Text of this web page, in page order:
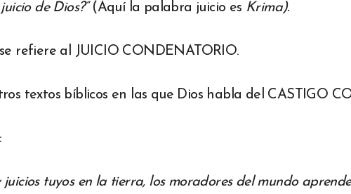
de Dios?” (Aquí la palabra juicio es Krima).
refiere al JUICIO CONDENATORIO.
textos bíblicos en las que Dios habla del CASTIGO
juicios tuyos en la tierra, los moradores del mundo